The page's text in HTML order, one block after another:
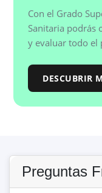
Con el Grado
Sanitaria podrás
y evaluar todo el
DESCUBRIR
Preguntas